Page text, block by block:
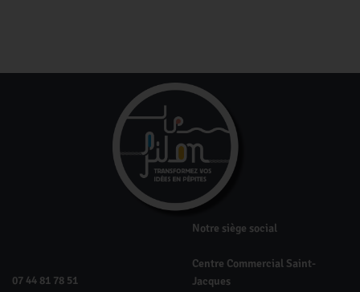
07 44 81 78 51
Notre siège social
Centre Commercial Saint-
Jacques